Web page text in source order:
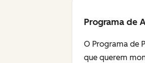
Programa de
O Programa de
que querem